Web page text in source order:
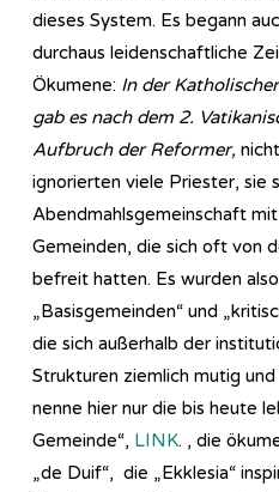
dieses System. Es begann
durchaus leidenschaftliche
Ökumene: In der
gab es nach dem 2.
Aufbruch der Reformer,
ignorierten viele Priester, sie
Abendmahlsgemeinschaft
Gemeinden, die sich oft von
befreit hatten. Es wurden
„Basisgemeinden“ und
die sich außerhalb der
Strukturen ziemlich mutig
nenne hier nur die bis heute
Gemeinde“, LINK. , die
„de Duif“, die „Ekklesia“